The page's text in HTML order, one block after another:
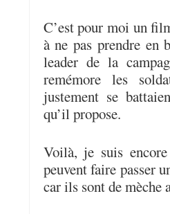
C’est pour moi un
à ne pas prendre en
leader de la
remémore les
justement se
qu’il propose.
Voilà, je suis
peuvent faire passer
car ils sont de mèche